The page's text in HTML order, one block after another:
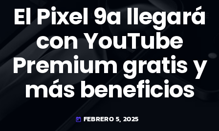
El Pixel 9a llegará
con YouTube
Premium gratis y
más beneficios
today FEBRERO 5, 2025